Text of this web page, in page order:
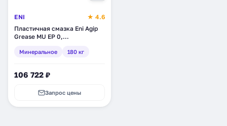
ENI
★ 4.6
Пластичная смазка Eni Agip
Grease MU EP 0,
Минеральное 180 кг
106 722 ₽
Запрос цены